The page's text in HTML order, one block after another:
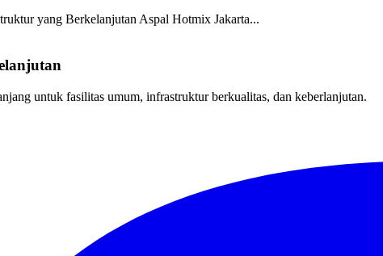
yang BerkelanjutanAspal Hotmix Jakarta...
untuk fasilitas umum, infrastruktur berkualitas, dan keberlanjutan.